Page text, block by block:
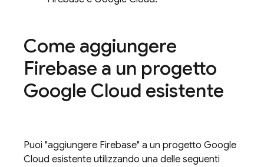
Come aggiungere
Firebase a un progetto
Google Cloud esistente
Puoi "aggiungere Firebase" a un progetto Google
Cloud esistente utilizzando una delle seguenti